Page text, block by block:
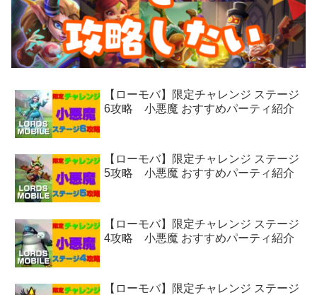
【ローモバ】限定チャレンジ ステージ
6攻略 小悪魔 おすすめパーティ紹介
【ローモバ】限定チャレンジ ステージ
5攻略 小悪魔 おすすめパーティ紹介
【ローモバ】限定チャレンジ ステージ
4攻略 小悪魔 おすすめパーティ紹介
【ローモバ】限定チャレンジ ステージ